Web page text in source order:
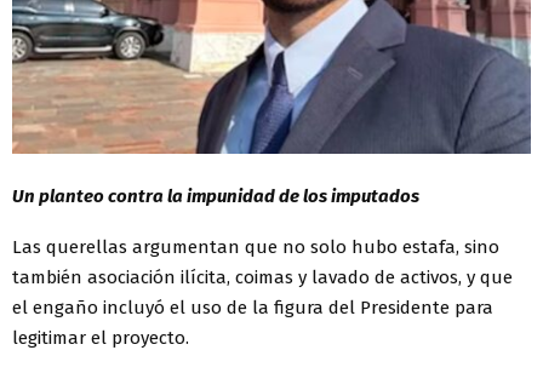
Un planteo contra la impunidad de los imputados
Las querellas argumentan que no solo hubo estafa, sino
también asociación ilícita, coimas y lavado de activos, y que
el engaño incluyó el uso de la figura del Presidente para
legitimar el proyecto.